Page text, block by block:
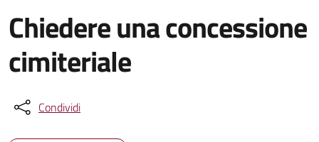
Chiedere una concessione
cimiteriale
Condividi